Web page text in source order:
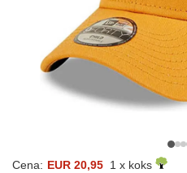
Cena: EUR 20,95 1 x koks